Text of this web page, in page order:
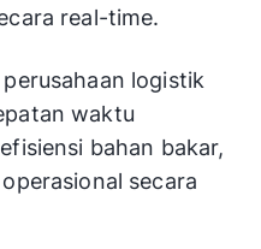
real-time.
logistik
waktu
bahan bakar,
secara